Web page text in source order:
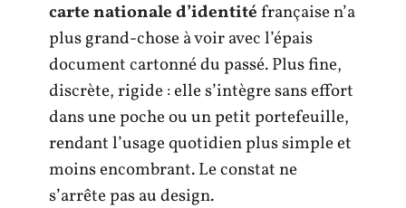
carte nationale d’identitéfrançaise n’a
plus grand-chose à voir avec l’épais
document cartonné du passé. Plus fine,
discrète, rigide : elle s’intègre sans effort
dans une poche ou un petit portefeuille,
rendant l’usage quotidien plus simple et
moins encombrant. Le constat ne
s’arrête pas au design.